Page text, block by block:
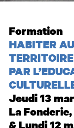
Formation
HABITER
TERRITOIRE
PAR
Jeudi 13
La
& Lundi 12